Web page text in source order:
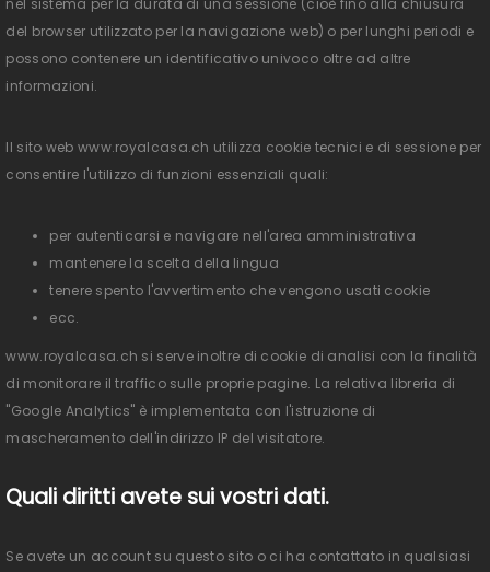
nel sistema per la durata di una sessione (cioè fino alla chiusura
del browser utilizzato per la navigazione web) o per lunghi periodi e
possono contenere un identificativo univoco oltre ad altre
informazioni.
Il sito web www.royalcasa.ch utilizza cookie tecnici e di sessione per
consentire l'utilizzo di funzioni essenziali quali:
per autenticarsi e navigare nell'area amministrativa
mantenere la scelta della lingua
tenere spento l'avvertimento che vengono usati cookie
ecc.
www.royalcasa.ch si serve inoltre di cookie di analisi con la finalità
di monitorare il traffico sulle proprie pagine. La relativa libreria di
"Google Analytics" è implementata con l'istruzione di
mascheramento dell'indirizzo IP del visitatore.
Quali diritti avete sui vostri dati.
Se avete un account su questo sito o ci ha contattato in qualsiasi